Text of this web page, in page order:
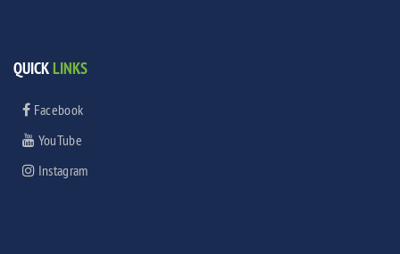
QUICKLINKS
Facebook
YouTube
Instagram